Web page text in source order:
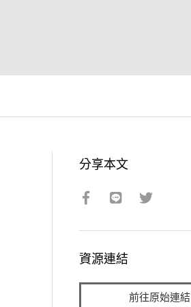
分享本文
資源連結
前往原始連結